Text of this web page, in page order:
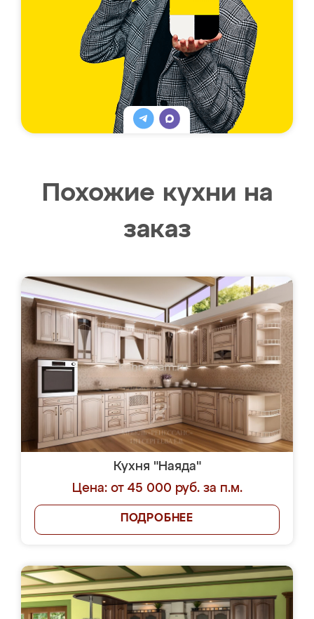
Похожие кухни на
заказ
Кухня "Наяда"
Цена: от 45 000 руб. за п.м.
ПОДРОБНЕЕ